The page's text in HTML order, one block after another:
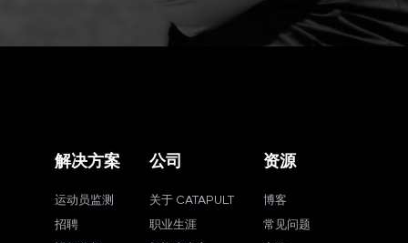
解决方案
运动员监测
招聘
公司
关于 CATAPULT
职业生涯
资源
博客
常见问题